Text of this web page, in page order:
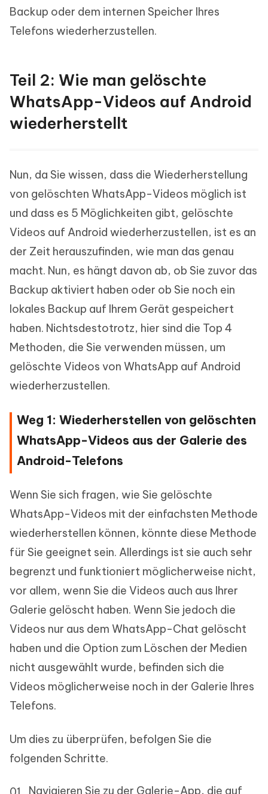
Backup oder dem internen Speicher Ihres
Telefons wiederherzustellen.
Teil 2: Wie man gelöschte
WhatsApp-Videos auf Android
wiederherstellt
Nun, da Sie wissen, dass die Wiederherstellung
von gelöschten WhatsApp-Videos möglich ist
und dass es 5 Möglichkeiten gibt, gelöschte
Videos auf Android wiederherzustellen, ist es an
der Zeit herauszufinden, wie man das genau
macht. Nun, es hängt davon ab, ob Sie zuvor das
Backup aktiviert haben oder ob Sie noch ein
lokales Backup auf Ihrem Gerät gespeichert
haben. Nichtsdestotrotz, hier sind die Top 4
Methoden, die Sie verwenden müssen, um
gelöschte Videos von WhatsApp auf Android
wiederherzustellen.
Weg 1: Wiederherstellen von gelöschten
WhatsApp-Videos aus der Galerie des
Android-Telefons
Wenn Sie sich fragen, wie Sie gelöschte
WhatsApp-Videos mit der einfachsten Methode
wiederherstellen können, könnte diese Methode
für Sie geeignet sein. Allerdings ist sie auch sehr
begrenzt und funktioniert möglicherweise nicht,
vor allem, wenn Sie die Videos auch aus Ihrer
Galerie gelöscht haben. Wenn Sie jedoch die
Videos nur aus dem WhatsApp-Chat gelöscht
haben und die Option zum Löschen der Medien
nicht ausgewählt wurde, befinden sich die
Videos möglicherweise noch in der Galerie Ihres
Telefons.
Um dies zu überprüfen, befolgen Sie die
folgenden Schritte.
Navigieren Sie zu der Galerie-App, die auf